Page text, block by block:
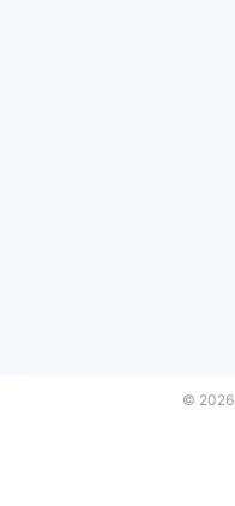
© 2026